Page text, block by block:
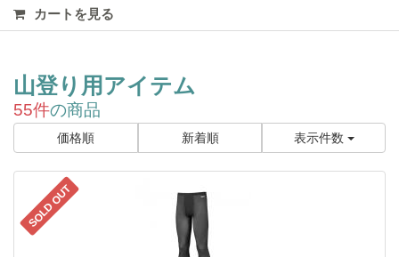
カートを見る
山登り用アイテム
55件の商品
価格順 新着順 表示件数
SOLD OUT